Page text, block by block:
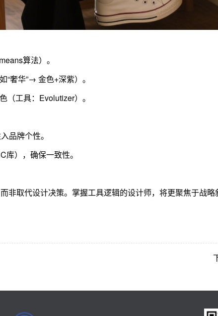
算法）。
“奢华”→ 金色+深紫）。
（工具：Evolutizer）。
品牌个性。
），确保一致性。
非取代设计决策。掌握工具逻辑的设计师，将更聚焦于